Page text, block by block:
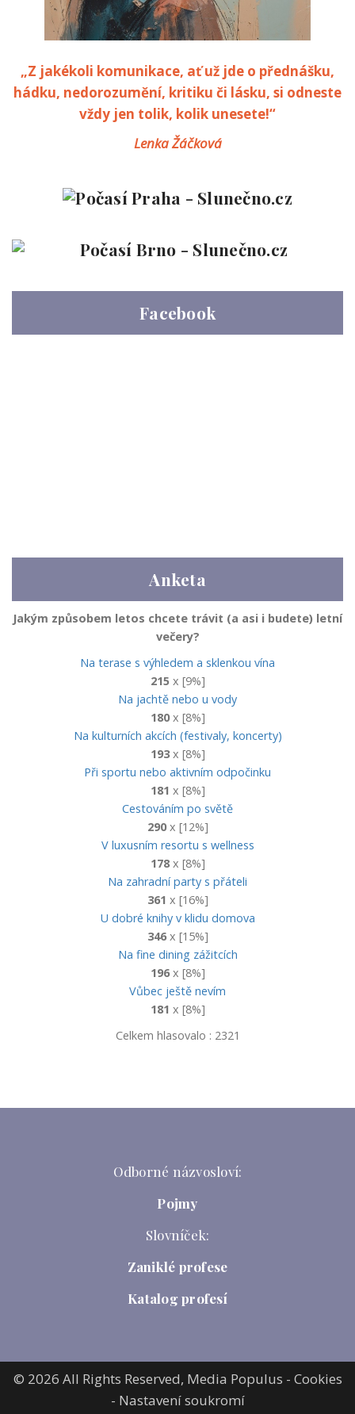
„Z jakékoli komunikace, ať už jde o přednášku,
hádku, nedorozumění, kritiku či lásku, si odneste
vždy jen tolik, kolik unesete!“
Lenka Žáčková
Facebook
Anketa
Jakým způsobem letos chcete trávit (a asi i budete) letní
večery?
Na terase s výhledem a sklenkou vína
215 x [9%]
Na jachtě nebo u vody
180x [8%]
Na kulturních akcích (festivaly, koncerty)
193x [8%]
Při sportu nebo aktivním odpočinku
181 x [8%]
Cestováním po světě
290x [12%]
V luxusním resortu s wellness
178x [8%]
Na zahradní party s přáteli
361 x [16%]
U dobré knihy v klidu domova
346x [15%]
Na fine dining zážitcích
196x [8%]
Vůbec ještě nevím
181 x [8%]
Celkem hlasovalo : 2321
Odborné názvosloví:
Pojmy
Slovníček:
Zaniklé profese
Katalog profesí
© 2026 All Rights Reserved, Media Populus - Cookies
- Nastavení soukromí